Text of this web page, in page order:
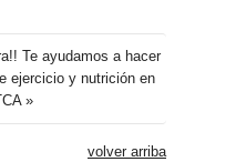
Te ayudamos a hacer
ejercicio y nutrición en
»
volver arriba